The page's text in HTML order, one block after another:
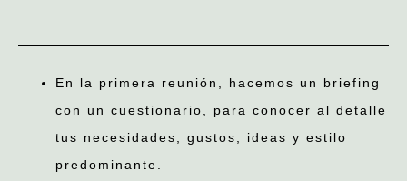
En la primera reunión, hacemos un briefing
con un cuestionario, para conocer al detalle
tus necesidades, gustos, ideas y estilo
predominante.